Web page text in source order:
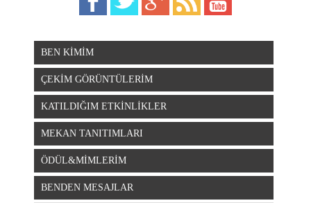
BEN KİMİM
ÇEKİM GÖRÜNTÜLERİM
KATILDIĞIM ETKİNLİKLER
MEKAN TANITIMLARI
ÖDÜL&MİMLERİM
BENDEN MESAJLAR